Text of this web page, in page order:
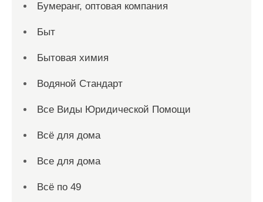
Бумеранг, оптовая компания
Быт
Бытовая химия
Водяной Стандарт
Все Виды Юридической Помощи
Всё для дома
Все для дома
Всё по 49